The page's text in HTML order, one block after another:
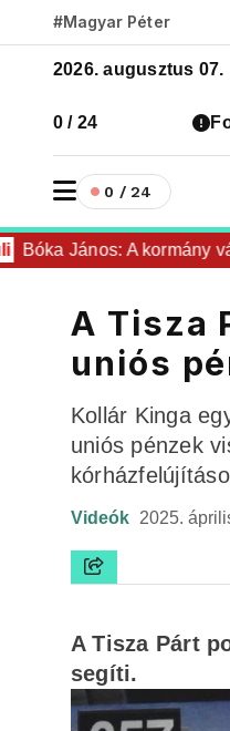
#Magyar Péter
2026. augusztus 07.
0 / 24
0 / 24
János: A kormány
A Tisza
uniós
Kollár Kinga
uniós pénzek
Videók 2025.
A Tisza Párt
segíti.